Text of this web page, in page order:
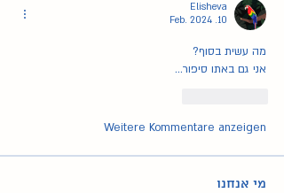
Elisheva
10. Feb. 2024
מה עשית בסוף?
אני גם באתו סיפור...
Weitere Kommentare anzeigen
מי אנחנו